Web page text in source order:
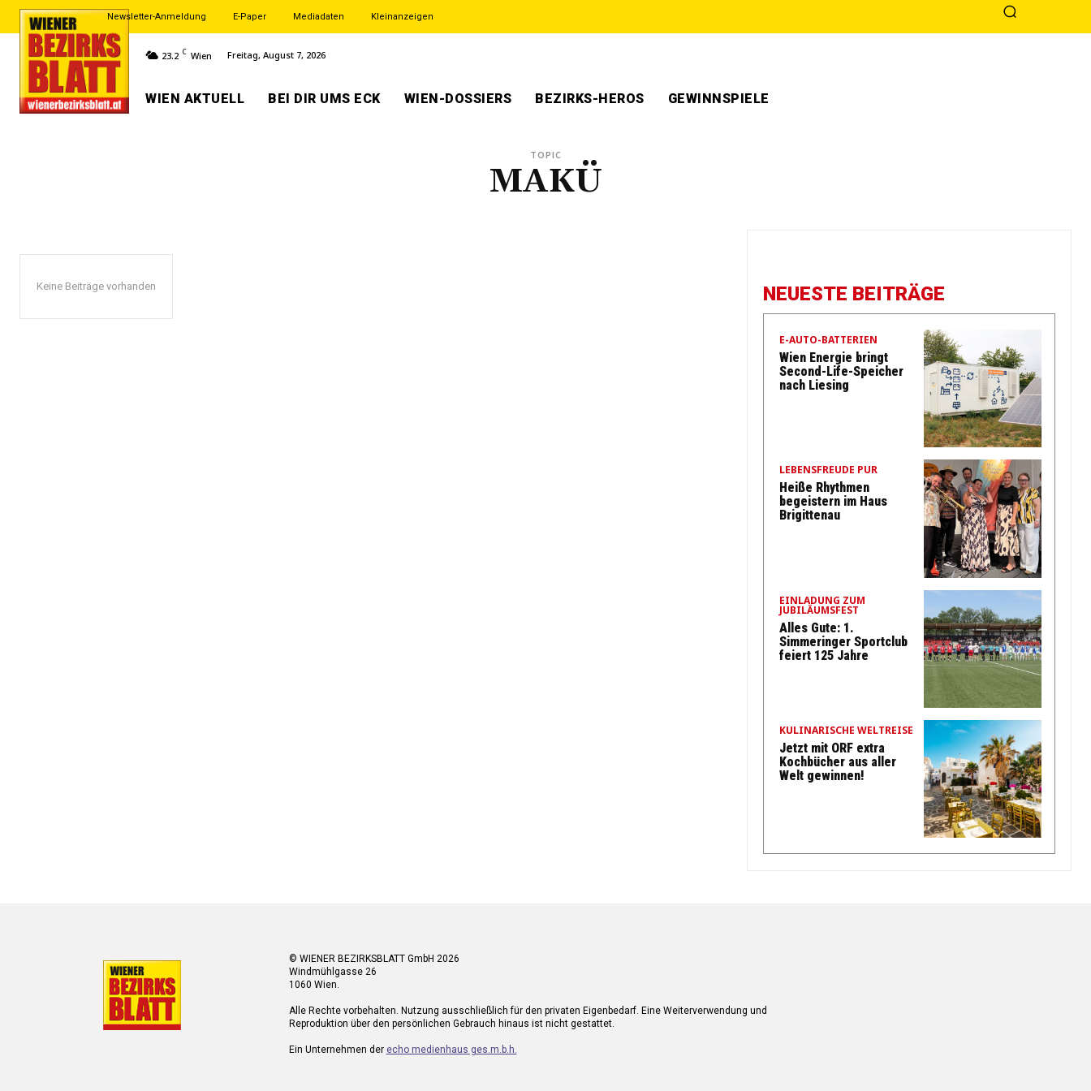
Newsletter-Anmeldung E-Paper Mediadaten Kleinanzeigen
23.2 C Wien Freitag, August 7, 2026
WIEN AKTUELL BEI DIR UMS ECK WIEN-DOSSIERS BEZIRKS-HEROS GEWINNSPIELE
TOPIC
MAKÜ
Keine Beiträge vorhanden NEUESTE BEITRÄGE
E-AUTO-BATTERIEN
Wien Energie bringt
Second-Life-Speicher
nach Liesing
LEBENSFREUDE PUR
Heiße Rhythmen
begeistern im Haus
Brigittenau
EINLADUNG ZUM
JUBILÄUMSFEST
Alles Gute: 1.
Simmeringer Sportclub
feiert 125 Jahre
KULINARISCHE WELTREISE
Jetzt mit ORF extra
Kochbücher aus aller
Welt gewinnen!
© WIENER BEZIRKSBLATT GmbH 2026
Windmühlgasse 26
1060 Wien.
Alle Rechte vorbehalten. Nutzung ausschließlich für den privaten Eigenbedarf. Eine Weiterverwendung und
Reproduktion über den persönlichen Gebrauch hinaus ist nicht gestattet.
Ein Unternehmen der echo medienhaus ges.m.b.h.